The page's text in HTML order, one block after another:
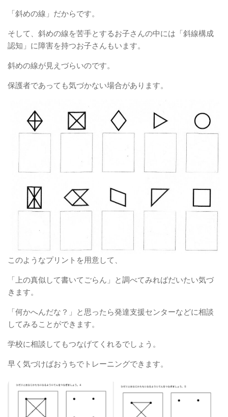
「斜めの線」だからです。
そして、斜めの線を苦手とするお子さんの中には「斜線構成
認知」に障害を持つお子さんもいます。
斜めの線が見えづらいのです。
保護者であっても気づかない場合があります。
このようなプリントを用意して、
「上の真似して書いてごらん」と調べてみればだいたい気づ
きます。
「何かへんだな？」と思ったら発達支援センターなどに相談
してみることができます。
学校に相談してもつなげてくれるでしょう。
早く気づけばおうちでトレーニングできます。